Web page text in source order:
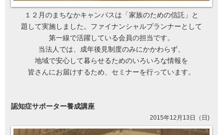
１２月のまちなかキャンパスは「家族のための信託」と
題して実施しました。ファイナンシャルプランナーとして
第一線で活躍している会員の担当です。
当法人では、成年後見制度のみにかかわらず、
地域で安心して暮らせるためのいろいろな情報を
皆さんにお届けするため、セミナーを行っています。
認知症サポーター養成講座
2015年12月13日（日)